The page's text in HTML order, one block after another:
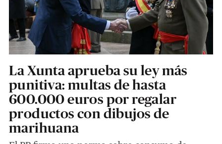
La Xunta aprueba su ley más
punitiva: multas de hasta
600.000 euros por regalar
productos con dibujos de
marihuana